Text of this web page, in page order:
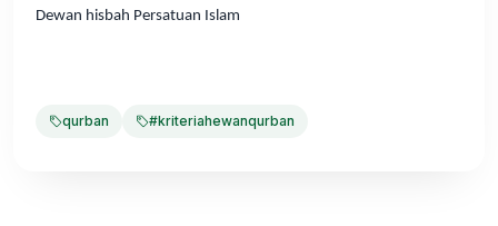
Dewan hisbah Persatuan Islam
qurban #kriteriahewanqurban